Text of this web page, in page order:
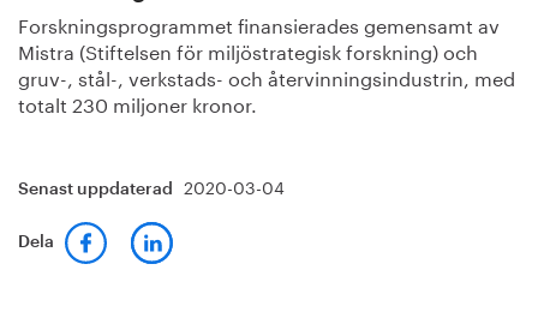
Forskningsprogrammet finansierades gemensamt av
Mistra (Stiftelsen för miljöstrategisk forskning) och
gruv-, stål-, verkstads- och återvinningsindustrin, med
totalt 230 miljoner kronor.
Senast uppdaterad 2020-03-04
Dela